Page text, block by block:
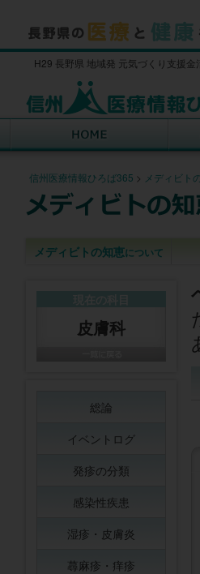
H29 長野県 地域発 元気づくり支援金
信州医療情報ひろば365 > メディビト
メディビトの知恵について
皮膚科
総論
イベントログ
発疹の分類
感染性疾患
湿疹・皮膚炎
蕁麻疹・痒疹